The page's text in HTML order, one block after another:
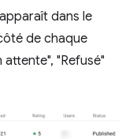
dans le
de chaque
attente", "Refusé"